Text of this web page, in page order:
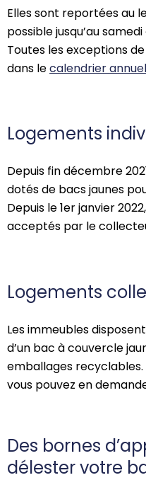
Elles sont reportées au
possible jusqu’au
Toutes les exceptions
dans lecalendrier
Logements
Depuis fin décembre
dotés de bacs jaunes
Depuis le 1er janvier
acceptés par le
Logements
Les immeubles disposent
d’un bac à couvercle
emballages recyclables.
vous pouvez en
Des bornes
délester votre